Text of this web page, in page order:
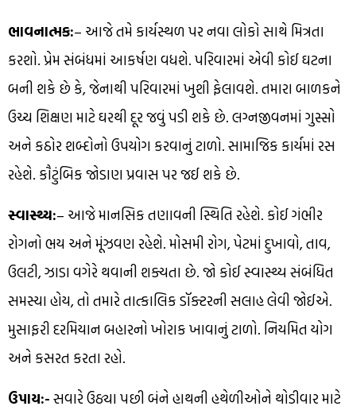
ભાવનાત્મક:– આજે તમે કાર્યસ્થળ પર નવા લોકો સાથે મિત્રતા
કરશો. પ્રેમ સંબંધમાં આકર્ષણ વધશે. પરિવારમાં એવી કોઈ ઘટના
બની શકે છે કે, જેનાથી પરિવારમાં ખુશી ફેલાવશે. તમારા બાળકને
ઉચ્ચ શિક્ષણ માટે ઘરથી દૂર જવું પડી શકે છે. લગ્નજીવનમાં ગુસ્સો
અને કઠોર શબ્દોનો ઉપયોગ કરવાનું ટાળો. સામાજિક કાર્યમાં રસ
રહેશે. કૌટુંબિક જોડાણ પ્રવાસ પર જઈ શકે છે.
સ્વાસ્થ્ય:– આજે માનસિક તણાવની સ્થિતિ રહેશે. કોઈ ગંભીર
રોગનો ભય અને મૂંઝવણ રહેશે. મોસમી રોગ, પેટમાં દુખાવો, તાવ,
ઉલટી, ઝાડા વગેરે થવાની શક્યતા છે. જો કોઈ સ્વાસ્થ્ય સંબંધિત
સમસ્યા હોય, તો તમારે તાત્કાલિક ડૉક્ટરની સલાહ લેવી જોઈએ.
મુસાફરી દરમિયાન બહારનો ખોરાક ખાવાનું ટાળો. નિયમિત યોગ
અને કસરત કરતા રહો.
ઉપાય:-સવારે ઉઠ્યા પછી બંને હાથની હથેળીઓને થોડીવાર માટે